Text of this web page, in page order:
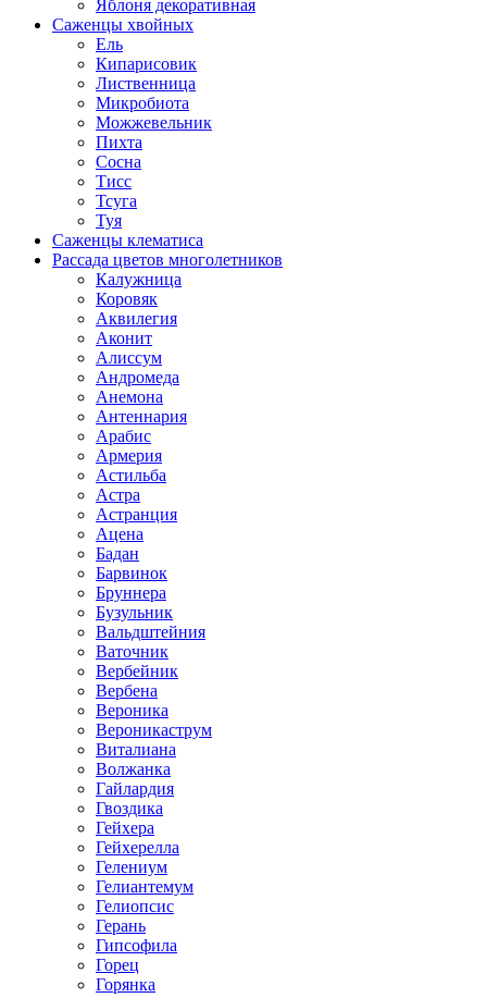
Яблоня декоративная
Саженцы хвойных
Ель
Кипарисовик
Лиственница
Микробиота
Можжевельник
Пихта
Сосна
Тисс
Тсуга
Туя
Саженцы клематиса
Рассада цветов многолетников
Калужница
Коровяк
Аквилегия
Аконит
Алиссум
Андромеда
Анемона
Антеннария
Арабис
Армерия
Астильба
Астра
Астранция
Ацена
Бадан
Барвинок
Бруннера
Бузульник
Вальдштейния
Ваточник
Вербейник
Вербена
Вероника
Вероникаструм
Виталиана
Волжанка
Гайлардия
Гвоздика
Гейхера
Гейхерелла
Гелениум
Гелиантемум
Гелиопсис
Герань
Гипсофила
Горец
Горянка